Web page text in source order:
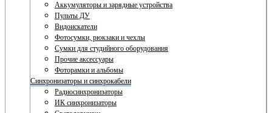
Аккумуляторы и зарядные устройства
Пульты ДУ
Видоискатели
Фотосумки, рюкзаки и чехлы
Сумки для студийного оборудования
Прочие аксессуары
Фоторамки и альбомы
Синхронизаторы и синхрокабели
Радиосинхронизаторы
ИК синхронизаторы